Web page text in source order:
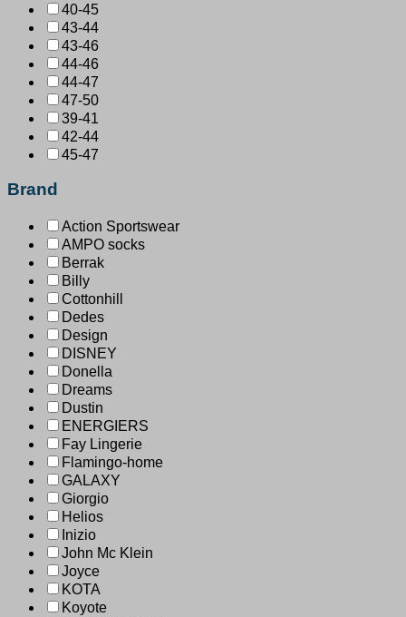
40-45
43-44
43-46
44-46
44-47
47-50
39-41
42-44
45-47
Brand
Action Sportswear
AMPO socks
Berrak
Billy
Cottonhill
Dedes
Design
DISNEY
Donella
Dreams
Dustin
ENERGIERS
Fay Lingerie
Flamingo-home
GALAXY
Giorgio
Helios
Inizio
John Mc Klein
Joyce
KOTA
Koyote